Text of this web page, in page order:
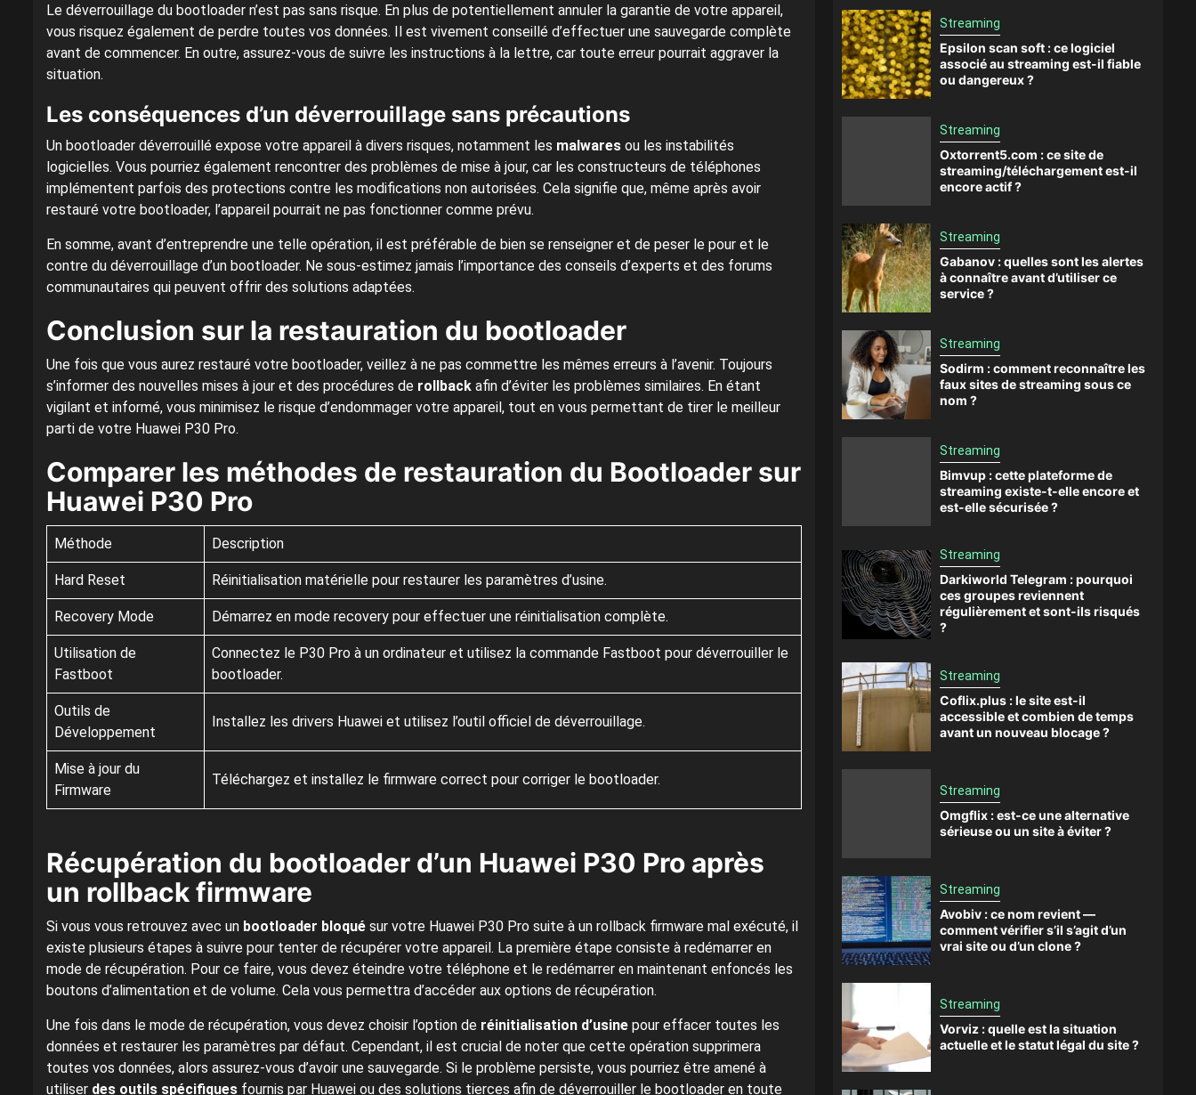
Le déverrouillage du bootloader n’est pas sans risque. En plus de potentiellement annuler la garantie de votre appareil,
vous risquez également de perdre toutes vos données. Il est vivement conseillé d’effectuer une sauvegarde complète
avant de commencer. En outre, assurez-vous de suivre les instructions à la lettre, car toute erreur pourrait aggraver la
situation.
Les conséquences d’un déverrouillage sans précautions
Un bootloader déverrouillé expose votre appareil à divers risques, notamment les malwares ou les instabilités
logicielles. Vous pourriez également rencontrer des problèmes de mise à jour, car les constructeurs de téléphones
implémentent parfois des protections contre les modifications non autorisées. Cela signifie que, même après avoir
restauré votre bootloader, l’appareil pourrait ne pas fonctionner comme prévu.
En somme, avant d’entreprendre une telle opération, il est préférable de bien se renseigner et de peser le pour et le
contre du déverrouillage d’un bootloader. Ne sous-estimez jamais l’importance des conseils d’experts et des forums
communautaires qui peuvent offrir des solutions adaptées.
Conclusion sur la restauration du bootloader
Une fois que vous aurez restauré votre bootloader, veillez à ne pas commettre les mêmes erreurs à l’avenir. Toujours
s’informer des nouvelles mises à jour et des procédures de rollback afin d’éviter les problèmes similaires. En étant
vigilant et informé, vous minimisez le risque d’endommager votre appareil, tout en vous permettant de tirer le meilleur
parti de votre Huawei P30 Pro.
Comparer les méthodes de restauration du Bootloader sur
Huawei P30 Pro
Méthode Description
Hard Reset Réinitialisation matérielle pour restaurer les paramètres d’usine.
Recovery Mode Démarrez en mode recovery pour effectuer une réinitialisation complète.
Utilisation de
Fastboot
Connectez le P30 Pro à un ordinateur et utilisez la commande Fastboot pour déverrouiller le
bootloader.
Outils de
Développement
Installez les drivers Huawei et utilisez l’outil officiel de déverrouillage.
Mise à jour du
Firmware
Téléchargez et installez le firmware correct pour corriger le bootloader.
Récupération du bootloader d’un Huawei P30 Pro après
un rollback firmware
Si vous vous retrouvez avec un bootloader bloqué sur votre Huawei P30 Pro suite à un rollback firmware mal exécuté, il
existe plusieurs étapes à suivre pour tenter de récupérer votre appareil. La première étape consiste à redémarrer en
mode de récupération. Pour ce faire, vous devez éteindre votre téléphone et le redémarrer en maintenant enfoncés les
boutons d’alimentation et de volume. Cela vous permettra d’accéder aux options de récupération.
Une fois dans le mode de récupération, vous devez choisir l’option de réinitialisation d’usine pour effacer toutes les
données et restaurer les paramètres par défaut. Cependant, il est crucial de noter que cette opération supprimera
toutes vos données, alors assurez-vous d’avoir une sauvegarde. Si le problème persiste, vous pourriez être amené à
utiliser des outils spécifiques fournis par Huawei ou des solutions tierces afin de déverrouiller le bootloader en toute
Streaming
Epsilon scan soft : ce logiciel
associé au streaming est-il fiable
ou dangereux ?
Streaming
Oxtorrent5.com : ce site de
streaming/téléchargement est-il
encore actif ?
Streaming
Gabanov : quelles sont les alertes
à connaître avant d’utiliser ce
service ?
Streaming
Sodirm : comment reconnaître les
faux sites de streaming sous ce
nom ?
Streaming
Bimvup : cette plateforme de
streaming existe-t-elle encore et
est-elle sécurisée ?
Streaming
Darkiworld Telegram : pourquoi
ces groupes reviennent
régulièrement et sont-ils risqués
?
Streaming
Coflix.plus : le site est-il
accessible et combien de temps
avant un nouveau blocage ?
Streaming
Omgflix : est-ce une alternative
sérieuse ou un site à éviter ?
Streaming
Avobiv : ce nom revient —
comment vérifier s’il s’agit d’un
vrai site ou d’un clone ?
Streaming
Vorviz : quelle est la situation
actuelle et le statut légal du site ?